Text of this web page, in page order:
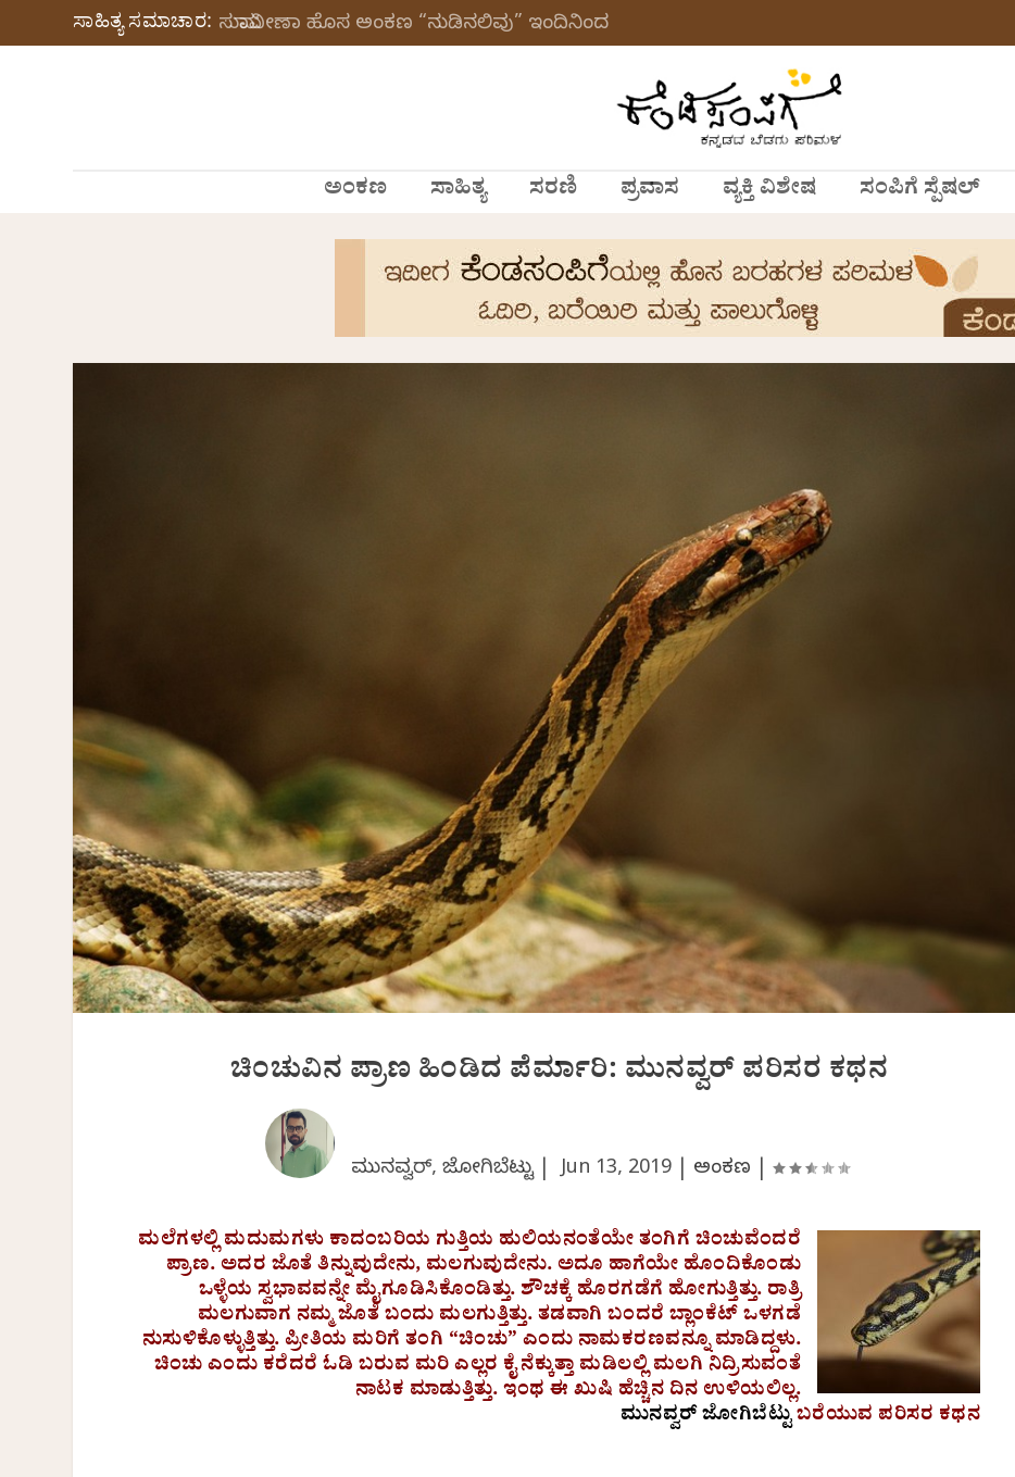
ಸಾಹಿತ್ಯ ಸಮಾಚಾರ: ಸುಮಾವೀಣಾ ಹೊಸ ಅಂಕಣ “ನುಡಿನಲಿವು” ಇಂದಿನಿಂದ
ಅಂಕಣ ಸಾಹಿತ್ಯ ಸರಣಿ ಪ್ರವಾಸ ವ್ಯಕ್ತಿ ವಿಶೇಷ ಸಂಪಿಗೆ ಸ್ಪೆಷಲ್
ಚಿಂಚುವಿನ ಪ್ರಾಣ ಹಿಂಡಿದ ಪೆರ್ಮಾರಿ: ಮುನವ್ವರ್ ಪರಿಸರ ಕಥನ
ಮುನವ್ವರ್, ಜೋಗಿಬೆಟ್ಟು |Jun 13, 2019| ಅಂಕಣ
ಮಲೆಗಳಲ್ಲಿ ಮದುಮಗಳು ಕಾದಂಬರಿಯ ಗುತ್ತಿಯ ಹುಲಿಯನಂತೆಯೇ ತಂಗಿಗೆ ಚಿಂಚುವೆಂದರೆ
ಪ್ರಾಣ. ಅದರ ಜೊತೆ ತಿನ್ನುವುದೇನು, ಮಲಗುವುದೇನು. ಅದೂ ಹಾಗೆಯೇ ಹೊಂದಿಕೊಂಡು
ಒಳ್ಳೆಯ ಸ್ವಭಾವವನ್ನೇ ಮೈಗೂಡಿಸಿಕೊಂಡಿತ್ತು. ಶೌಚಕ್ಕೆ ಹೊರಗಡೆಗೆ ಹೋಗುತ್ತಿತ್ತು. ರಾತ್ರಿ
ಮಲಗುವಾಗ ನಮ್ಮ ಜೊತೆ ಬಂದು ಮಲಗುತ್ತಿತ್ತು. ತಡವಾಗಿ ಬಂದರೆ ಬ್ಲಾಂಕೆಟ್ ಒಳಗಡೆ
ನುಸುಳಿಕೊಳ್ಳುತ್ತಿತ್ತು. ಪ್ರೀತಿಯ ಮರಿಗೆ ತಂಗಿ “ಚಿಂಚು” ಎಂದು ನಾಮಕರಣವನ್ನೂ ಮಾಡಿದ್ದಳು.
ಚಿಂಚು ಎಂದು ಕರೆದರೆ ಓಡಿ ಬರುವ ಮರಿ ಎಲ್ಲರ ಕೈ ನೆಕ್ಕುತ್ತಾ ಮಡಿಲಲ್ಲಿ ಮಲಗಿ ನಿದ್ರಿಸುವಂತೆ
ನಾಟಕ ಮಾಡುತ್ತಿತ್ತು. ಇಂಥ ಈ ಖುಷಿ ಹೆಚ್ಚಿನ ದಿನ ಉಳಿಯಲಿಲ್ಲ.
ಮುನವ್ವರ್ ಜೋಗಿಬೆಟ್ಟುಬರೆಯುವ ಪರಿಸರ ಕಥನ